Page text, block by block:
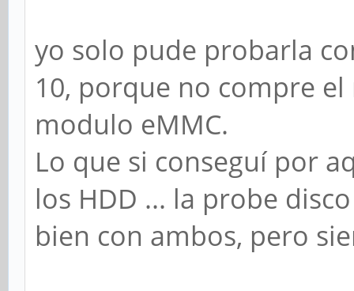
yo solo pude probarla
10, porque no compre
modulo eMMC.
Lo que si conseguí por
los HDD ... la probe
bien con ambos, pero